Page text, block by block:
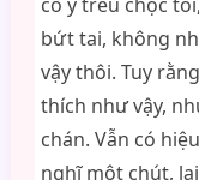
bứt tai, không
vậy thôi. Tuy
thích như vậy,
chán. Vẫn có
nghĩ một chút,